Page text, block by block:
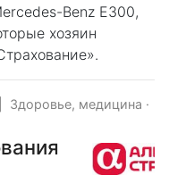
Benz Е300,
хозяин
Здоровье, медицина ·